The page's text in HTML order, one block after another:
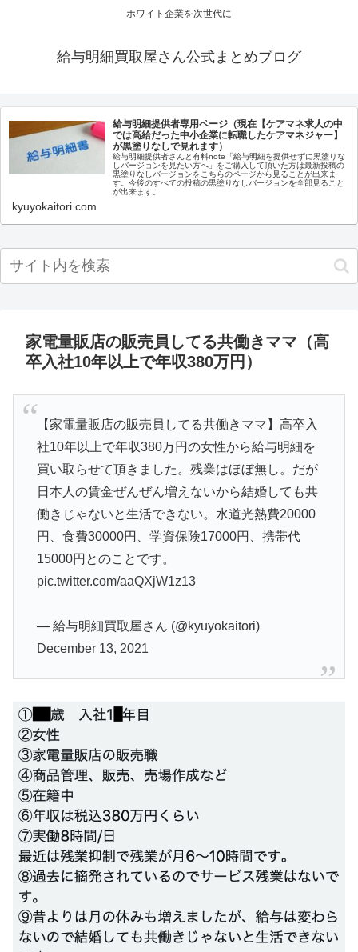
ホワイト企業を次世代に
給与明細買取屋さん公式まとめブログ
給与明細提供者専用ページ（現在【ケアマネ求人の中
では高給だった中小企業に転職したケアマネジャー】
が黒塗りなしで見れます）
給与明細提供者さんと有料note「給与明細を提供せずに黒塗りな
しバージョンを見たい方へ」をご購入して頂いた方は最新投稿の
黒塗りなしバージョンをこちらのページから見ることが出来ま
す。今後のすべての投稿の黒塗りなしバージョンを全部見ること
が出来ます。
kyuyokaitori.com
家電量販店の販売員してる共働きママ（高
卒入社10年以上で年収380万円）
【家電量販店の販売員してる共働きママ】高卒入
社10年以上で年収380万円の女性から給与明細を
買い取らせて頂きました。残業はほぼ無し。だが
日本人の賃金ぜんぜん増えないから結婚しても共
働きじゃないと生活できない。水道光熱費20000
円、食費30000円、学資保険17000円、携帯代
15000円とのことです。
pic.twitter.com/aaQXjW1z13
— 給与明細買取屋さん (@kyuyokaitori)
December 13, 2021